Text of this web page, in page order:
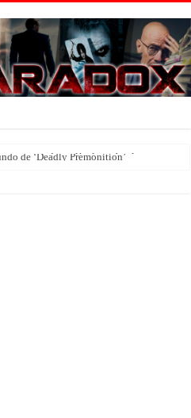
de ‘Deadly Premonition’